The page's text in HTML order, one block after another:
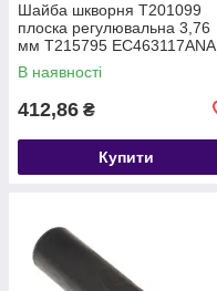
Шайба шкворня T201099
плоска регулювальна 3,76
мм T215795 EC463117ANA
В наявності
412,86 ₴
Купити